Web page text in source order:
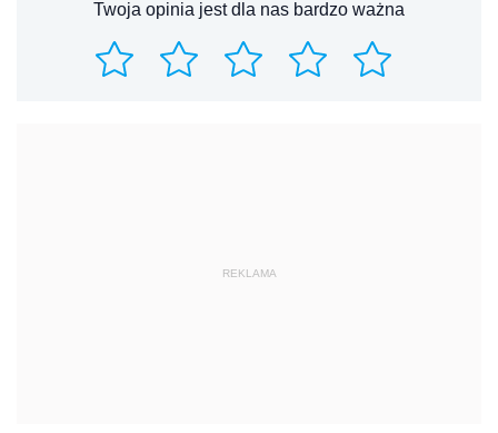
Twoja opinia jest dla nas bardzo ważna
REKLAMA